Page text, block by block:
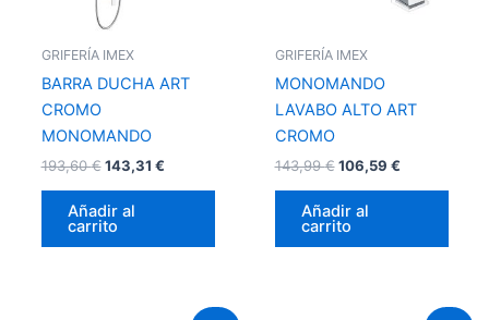
GRIFERÍA IMEX
BARRA DUCHA ART
CROMO
MONOMANDO
193,60€ 143,31 €
Añadir al
carrito
GRIFERÍA IMEX
MONOMANDO
LAVABO ALTO ART
CROMO
143,99€ 106,59 €
Añadir al
carrito